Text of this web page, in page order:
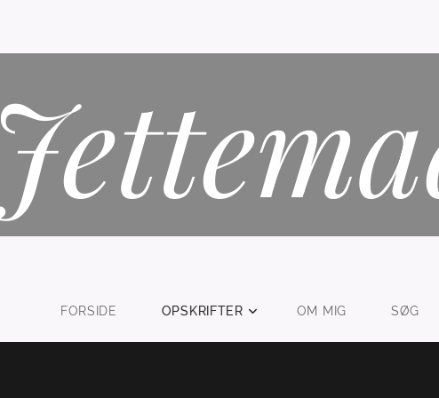
FORSIDE OPSKRIFTER OM MIG SØG